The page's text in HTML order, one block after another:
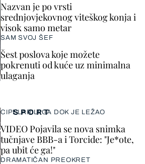
SPORT
CIPELARILI GA DOK JE LEŽAO
VIDEO Pojavila se nova snimka
tučnjave BBB-a i Torcide: "Je*ote,
pa ubit će ga!"
DRAMATIČAN PREOKRET
Nazvan je po vrsti
srednjovjekovnog viteškog konja i
visok samo metar
SAM SVOJ ŠEF
Šest poslova koje možete
pokrenuti od kuće uz minimalna
ulaganja